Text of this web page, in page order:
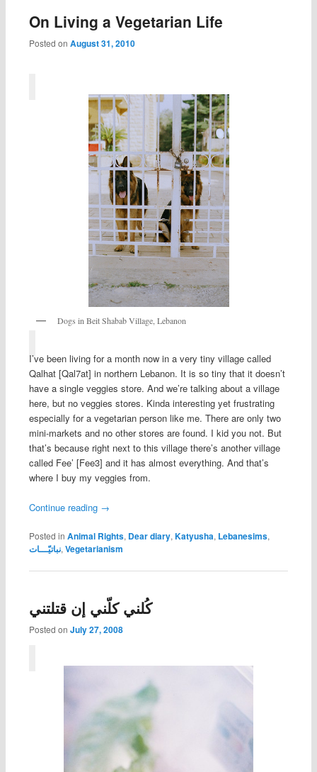
On Living a Vegetarian Life
Posted on August 31, 2010
Dogs in Beit Shabab Village, Lebanon
I’ve been living for a month now in a very tiny village called
Qalhat [Qal7at] in northern Lebanon. It is so tiny that it doesn’t
have a single veggies store. And we’re talking about a village
here, but no veggies stores. Kinda interesting yet frustrating
especially for a vegetarian person like me. There are only two
mini-markets and no other stores are found. I kid you not. But
that’s because right next to this village there’s another village
called Fee’ [Fee3] and it has almost everything. And that’s
where I buy my veggies from.
Continue reading →
Posted in Animal Rights, Dear diary,Katyusha, Lebanesims,
نباتيّـــات,Vegetarianism
كُلني كلّني إن قتلتني
Posted on July 27, 2008